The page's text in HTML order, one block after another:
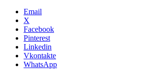
Email
X
Facebook
Pinterest
Linkedin
Vkontakte
WhatsApp